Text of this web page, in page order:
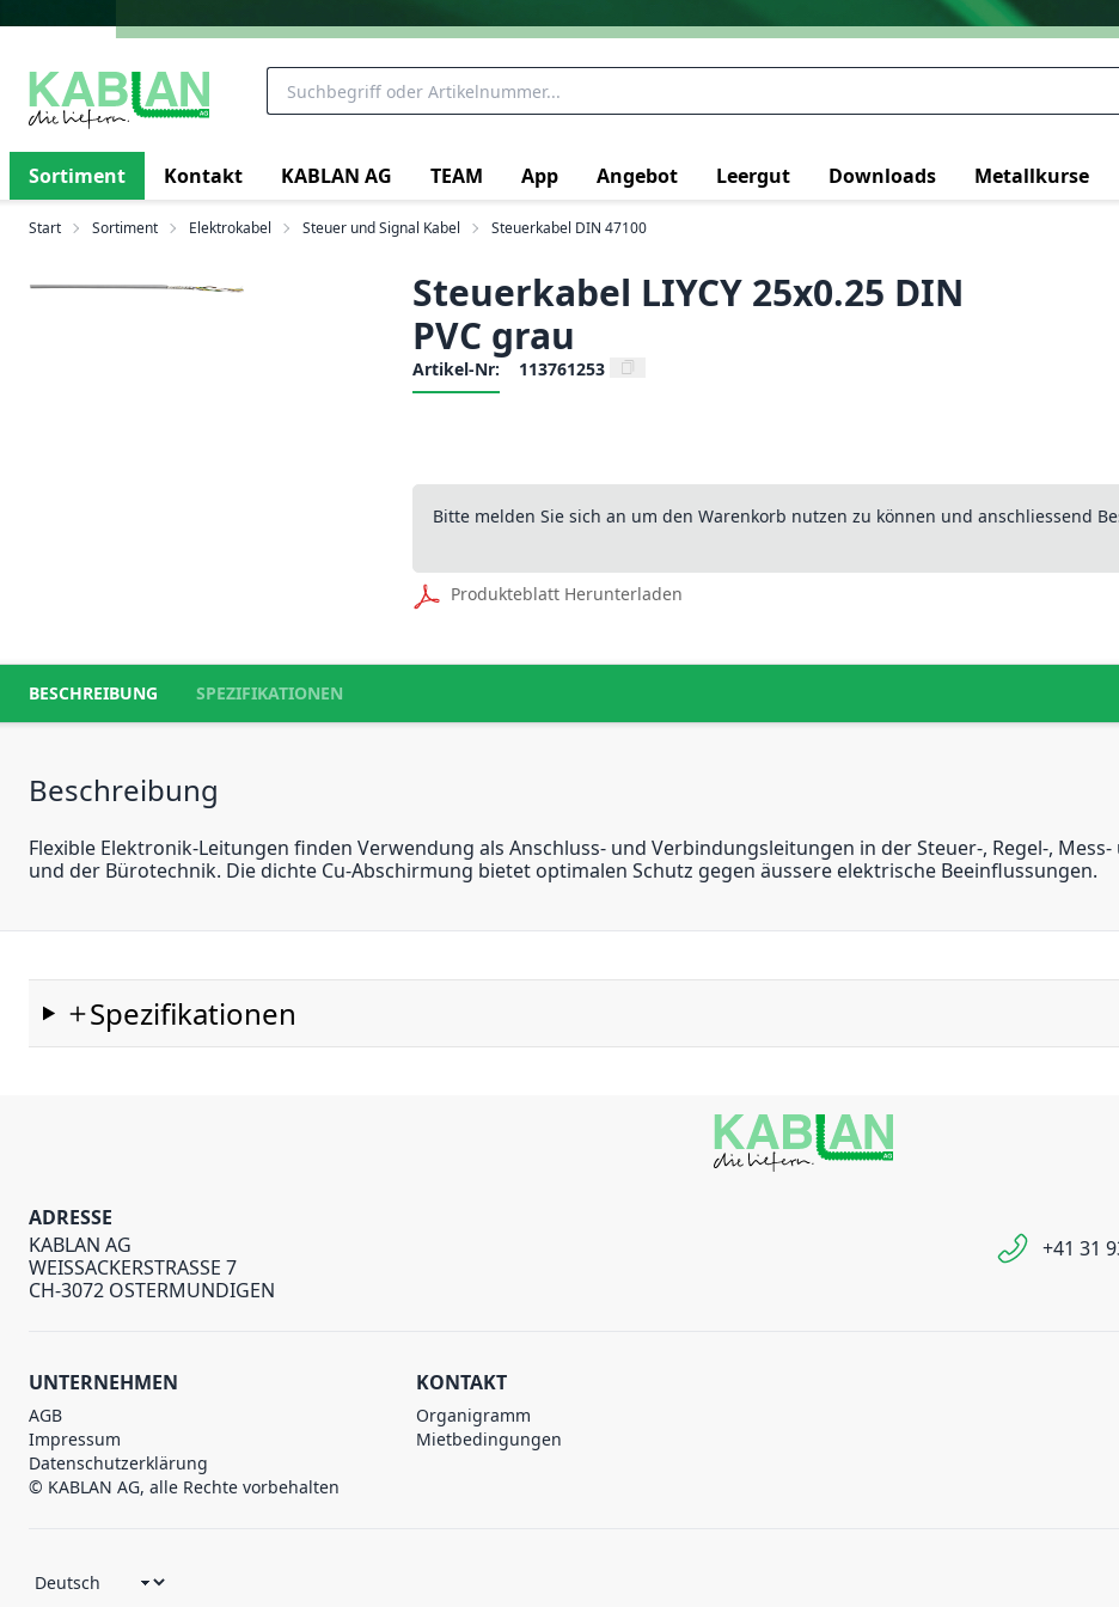
Sortiment Kontakt KABLAN AG TEAM App Angebot Leergut Downloads Metallkurse
Start Sortiment Elektrokabel Steuer und Signal Kabel Steuerkabel DIN 47100
Steuerkabel LIYCY 25x0.25 DIN
PVC grau
Artikel-Nr: 113761253
Bitte melden Sie sich an um den Warenkorb nutzen zu können und anschliessend
Produkteblatt Herunterladen
BESCHREIBUNG SPEZIFIKATIONEN
Beschreibung
Flexible Elektronik-Leitungen finden Verwendung als Anschluss- und Verbindungsleitungen in der Steuer-, Regel-,
und der Bürotechnik. Die dichte Cu-Abschirmung bietet optimalen Schutz gegen äussere elektrische Beeinflussungen.
Spezifikationen
ADRESSE
KABLAN AG
WEISSACKERSTRASSE 7
CH-3072 OSTERMUNDIGEN
+41 31
UNTERNEHMEN
AGB
Impressum
Datenschutzerklärung
© KABLAN AG, alle Rechte vorbehalten
KONTAKT
Organigramm
Mietbedingungen